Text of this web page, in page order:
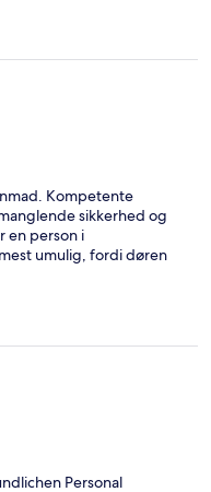
Kompetente
sikkerhed og
en person i
umulig, fordi døren
Personal